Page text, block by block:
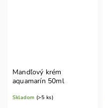
Mandľový krém
aquamarín 50ml
Skladom (>5 ks)